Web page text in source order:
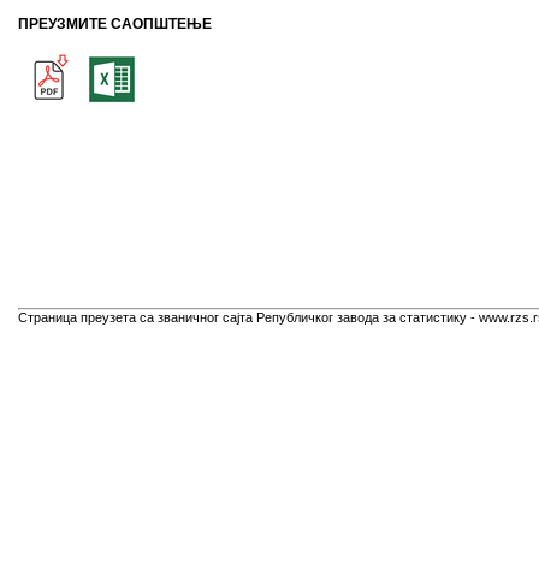
ПРЕУЗМИТЕ САОПШТЕЊЕ
Страница преузета са званичног сајта Републичког завода за статистику -